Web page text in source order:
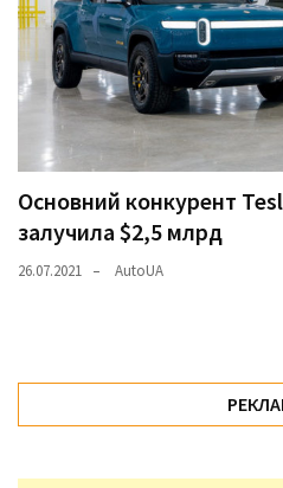
Основний конкурент
залучила $2,5 млрд
26.07.2021 AutoUA